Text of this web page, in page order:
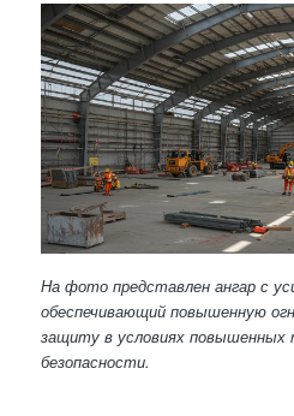
На фото представлен ангар с
обеспечивающий повышенную
защиту в условиях повышенных
безопасности.